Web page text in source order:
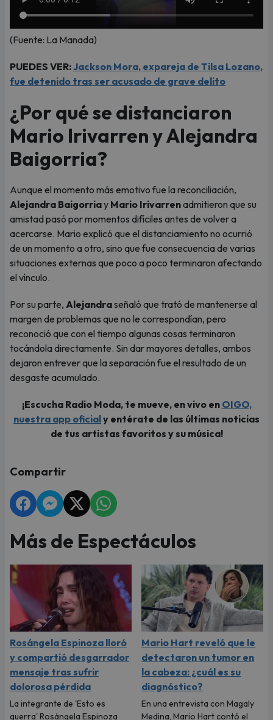
(Fuente: La Manada)
PUEDES VER:Jackson Mora, expareja de Tilsa Lozano,
fue detenido tras ser acusado de grave delito
¿Por qué se distanciaron
Mario Irivarren y Alejandra
Baigorria?
Aunque el momento más emotivo fue la reconciliación,
Alejandra Baigorriay Mario Irivarrenadmitieron que su
amistad pasó por momentos difíciles antes de volver a
acercarse. Mario explicó que el distanciamiento no ocurrió
de un momento a otro, sino que fue consecuencia de varias
situaciones externas que poco a poco terminaron afectando
el vínculo.
Por su parte, Alejandraseñaló que trató de mantenerse al
margen de problemas que no le correspondían, pero
reconoció que con el tiempo algunas cosas terminaron
tocándola directamente. Sin dar mayores detalles, ambos
dejaron entrever que la separación fue el resultado de un
desgaste acumulado.
¡Escucha Radio Moda, te mueve, en vivo en OIGO,
nuestra app oficialy entérate de las últimas noticias
de tus artistas favoritos y su música!
Compartir
Más de Espectáculos
Rosángela Espinoza lloró
y compartió desgarrador
mensaje tras sufrir
dolorosa pérdida
La integrante de 'Esto es
guerra' Rosángela Espinoza
Mario Hart reveló que le
detectaron un tumor en
la cabeza: ¿cuál es su
diagnóstico?
En una entrevista con Magaly
Medina, Mario Hart contó el